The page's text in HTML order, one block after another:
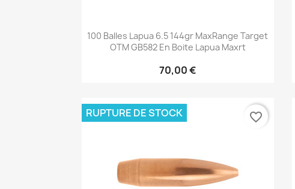
Aperçu rapide
100 Balles Lapua 6.5 144gr MaxRange Target
OTM GB582 En Boite Lapua Maxrt
70,00 €
RUPTURE DE STOCK favorite_border